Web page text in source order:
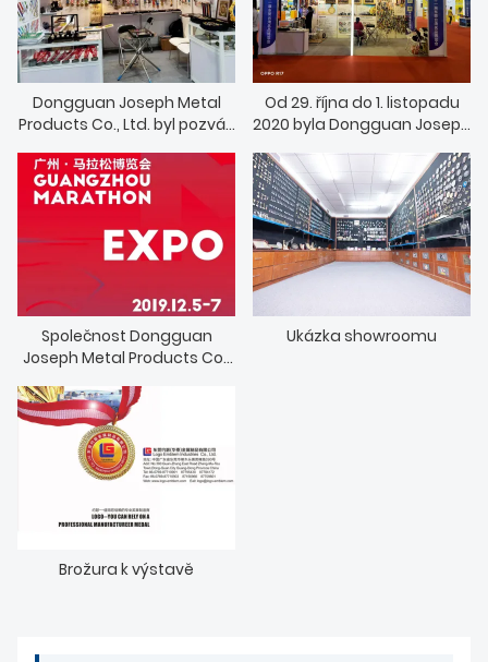
ZPRÁVY
Dongguan Joseph Metal
Products Co., Ltd. byl pozván
2020.12.10-12. Marathon Expo
(obrázek)
Od 29. října do 1. listopadu
2020 byla Dongguan Joseph
pozvána k účasti na 11.
Dongguan Taiwan Expo
(foto)
Společnost Dongguan
Joseph Metal Products Co.,
příležitosti 2019 Guangzhou
Marathon Expo! (obrázek)
Ukázka showroomu
Brožura k výstavě